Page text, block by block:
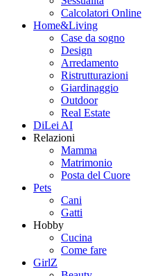
Calcolatori Online
Home&Living
Case da sogno
Design
Arredamento
Ristrutturazioni
Giardinaggio
Outdoor
Real Estate
DiLei AI
Relazioni
Mamma
Matrimonio
Posta del Cuore
Pets
Cani
Gatti
Hobby
Cucina
Come fare
GirlZ